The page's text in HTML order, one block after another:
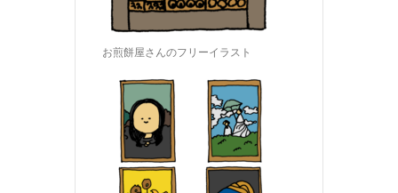
お煎餅屋さんのフリーイラスト